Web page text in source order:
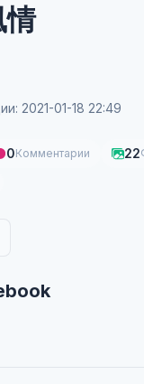
情
2021-01-18 22:49
0Комментарии 22